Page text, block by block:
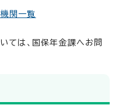
関一覧
ては、国保年金課へお問